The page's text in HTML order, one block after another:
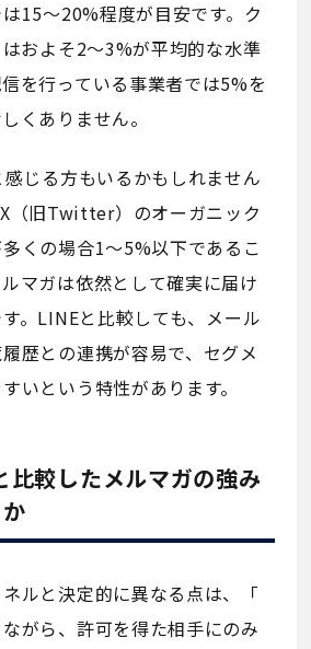
15〜20%程度が目安です。ク
およそ2〜3%が平均的な水準
を行っている事業者では5%を
くありません。
感じる方もいるかもしれません
（旧Twitter）のオーガニック
くの場合1〜5%以下であるこ
マガは依然として確実に届け
。LINEと比較しても、メール
歴との連携が容易で、セグメ
いという特性があります。
比較したメルマガの強み
ルと決定的に異なる点は、「
がら、許可を得た相手にのみ